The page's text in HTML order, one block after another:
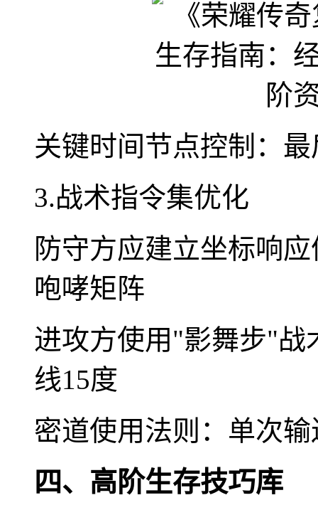
关键时间节点控制：
3.战术指令集优化
防守方应建立坐标响
咆哮矩阵
进攻方使用"影舞步"战
线15度
密道使用法则：单次
四、高阶生存技巧库